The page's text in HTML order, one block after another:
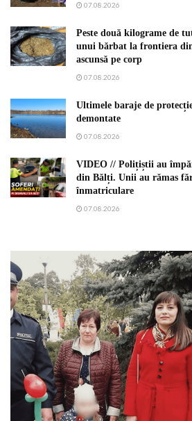
07.08.2026
Peste două kilograme de
unui bărbat la frontiera
ascunsă pe corp
07.08.2026
Ultimele baraje de
demontate
07.08.2026
VIDEO // Polițiștii au
din Bălți. Unii au rămas
înmatriculare
07.08.2026